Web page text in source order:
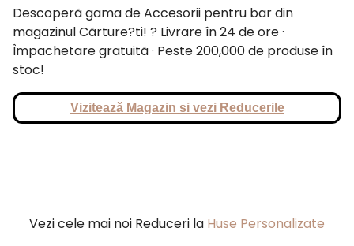
Descoperã gama de Accesorii pentru bar din
magazinul Cãrture?ti! ? Livrare în 24 de ore ·
Împachetare gratuitã · Peste 200,000 de produse în
stoc!
Vizitează Magazin si vezi Reducerile
Vezi cele mai noi Reduceri la Huse Personalizate